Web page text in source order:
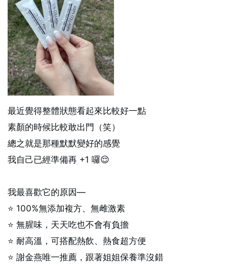
最近覺得整體狀態看起來比較好一點
素顏的時候比較敢出門（笑）
總之就是那種默默變好的感覺
我自己已經準備再 +1 囉😌
我最喜歡它的原因—
⭐ 100%無添加複方、無雌激素
⭐ 無腥味，天天吃也不會有負擔
⭐ 耐高溫，可搭配熱飲、熱食超方便
⭐ 謝金燕唯一推薦，跟著姐姐保養準沒錯